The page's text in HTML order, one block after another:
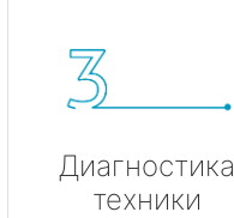
Диагностика
техники